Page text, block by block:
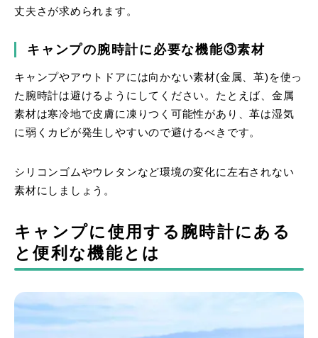
丈夫さが求められます。
キャンプの腕時計に必要な機能③素材
キャンプやアウトドアには向かない素材(金属、革)を使っ
た腕時計は避けるようにしてください。たとえば、金属
素材は寒冷地で皮膚に凍りつく可能性があり、革は湿気
に弱くカビが発生しやすいので避けるべきです。
シリコンゴムやウレタンなど環境の変化に左右されない
素材にしましょう。
キャンプに使用する腕時計にある
と便利な機能とは